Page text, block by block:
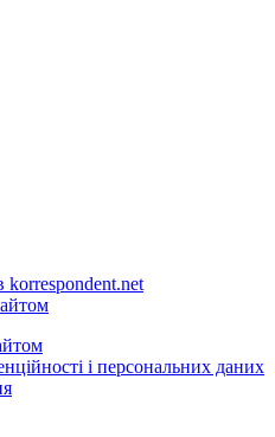
korrespondent.net
і персональних даних